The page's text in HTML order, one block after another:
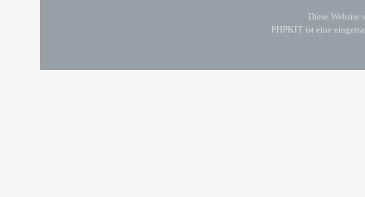
Diese
PHPKIT ist eine